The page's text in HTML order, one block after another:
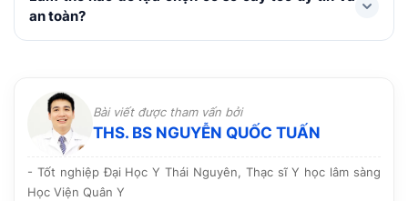
thuốc lá. Chú ý dùng thuốc theo chỉ định, chăm sóc và
tái khám đúng lịch.
PNS, vùng hiến nang và cấy tóc chỉ tạo những vi điểm
an toàn?
hiện, quy trình vô khuẩn rõ ràng cùng công nghệ tiên
tiến. Ngoài ra, hãy tham khảo hình ảnh thực tế, phản
hồi của khách hàng và chính sách bảo hành, chăm sóc
Bài viết được tham vấn bởi
THS. BS NGUYỄN QUỐC TUẤN
- Tốt nghiệp Đại Học Y Thái Nguyên, Thạc sĩ Y học lâm sàng
Học Viện Quân Y